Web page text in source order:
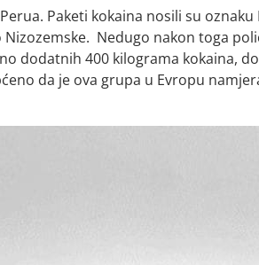
Paketi kokaina nosili su
Nedugo nakon toga
dodatnih 400 kilograma kokaina,
da je ova grupa u Evropu